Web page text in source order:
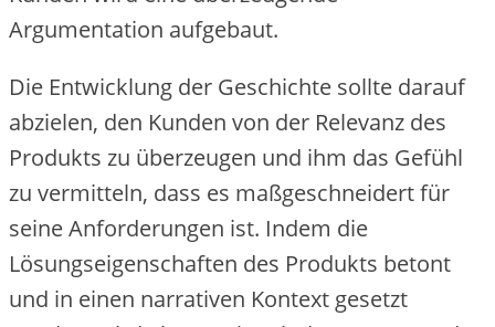
Argumentation aufgebaut.
Die Entwicklung der Geschichte sollte darauf
abzielen, den Kunden von der Relevanz des
Produkts zu überzeugen und ihm das Gefühl
zu vermitteln, dass es maßgeschneidert für
seine Anforderungen ist. Indem die
Lösungseigenschaften des Produkts betont
und in einen narrativen Kontext gesetzt